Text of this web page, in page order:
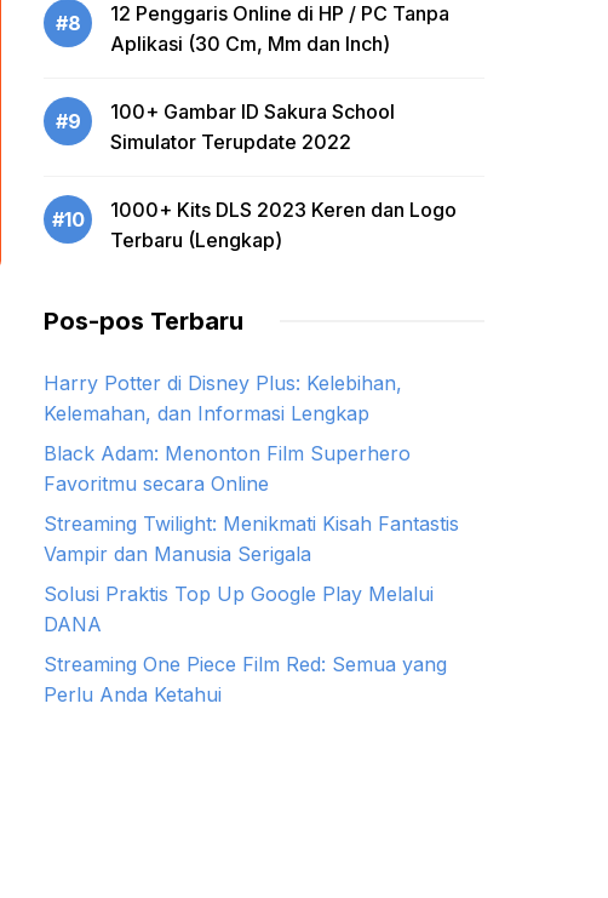
#8
12 Penggaris Online di HP / PC Tanpa
Aplikasi (30 Cm, Mm dan Inch)
#9
100+ Gambar ID Sakura School
Simulator Terupdate 2022
#10
1000+ Kits DLS 2023 Keren dan Logo
Terbaru (Lengkap)
Pos-pos Terbaru
Harry Potter di Disney Plus: Kelebihan,
Kelemahan, dan Informasi Lengkap
Black Adam: Menonton Film Superhero
Favoritmu secara Online
Streaming Twilight: Menikmati Kisah Fantastis
Vampir dan Manusia Serigala
Solusi Praktis Top Up Google Play Melalui
DANA
Streaming One Piece Film Red: Semua yang
Perlu Anda Ketahui